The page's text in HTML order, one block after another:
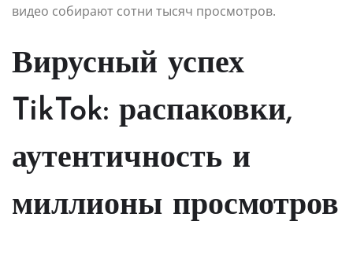
видео собирают сотни тысяч просмотров.
Вирусный успех
TikTok: распаковки,
аутентичность и
миллионы просмотров